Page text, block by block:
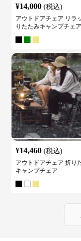
¥14,000 (税込)
アウトドアチェア リラ
りたたみキャンプチェア
¥14,460 (税込)
アウトドアチェア 折り
キャンプチェア